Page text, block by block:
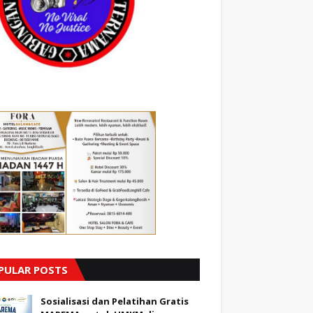
POSTS
Sosialisasi dan Pelatihan Gratis